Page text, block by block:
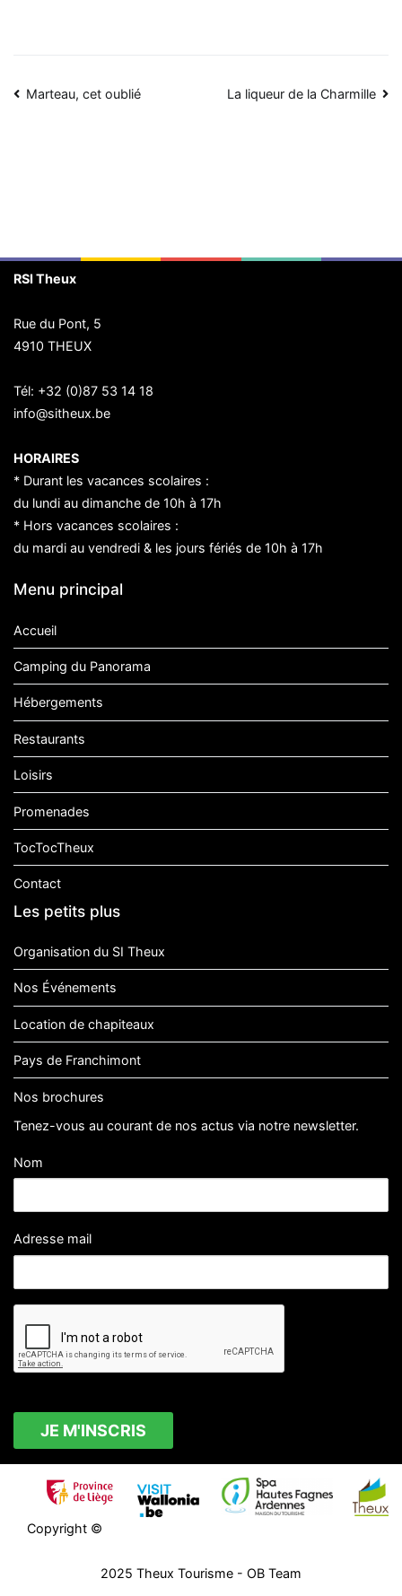
Navigation
Marteau, cet oublié La liqueur de la Charmille
RSI Theux
Rue du Pont, 5
4910 THEUX
Tél: +32 (0)87 53 14 18
info@sitheux.be
HORAIRES
* Durant les vacances scolaires :
du lundi au dimanche de 10h à 17h
* Hors vacances scolaires :
du mardi au vendredi & les jours fériés de 10h à 17h
Menu principal
Accueil
Camping du Panorama
Hébergements
Restaurants
Loisirs
Promenades
TocTocTheux
Contact
Les petits plus
Organisation du SI Theux
Nos Événements
Location de chapiteaux
Pays de Franchimont
Nos brochures
Tenez-vous au courant de nos actus via notre newsletter.
Nom
Adresse mail
Copyright ©
2025 Theux Tourisme - OB Team